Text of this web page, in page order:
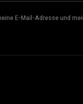
E-Mail-Adresse und